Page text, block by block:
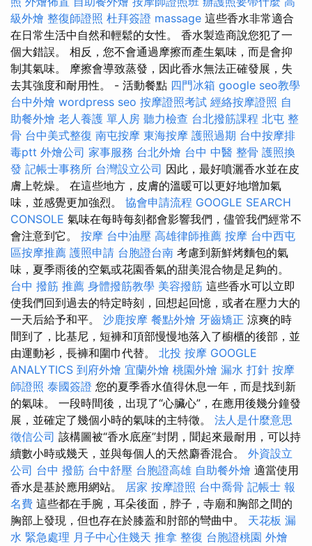
級外燴 整復師證照 杜拜簽證 massage 這些香水非常適合
在日常生活中自然和輕鬆的女性。 香水製造商說您犯了一
個大錯誤。 相反，您不會通過摩擦而產生氣味，而是會抑
制其氣味。 摩擦會導致蒸發，因此香水無法正確發展，失
去其強度和耐用性。 - 活動餐點 四門冰箱 google seo教學
台中外燴 wordpress seo 按摩證照考試 經絡按摩證照 自
助餐外燴 老人養護 單人房 聽力檢查 台北撥筋課程 北屯 整
骨 台中美式整復 南屯按摩 東海按摩 護照過期 台中按摩排
毒ptt 外燴公司 家事服務 台北外燴 台中 中醫 整骨 護照換
發 記帳士事務所 台灣設立公司 因此，最好噴灑香水並在皮
膚上乾燥。 在這些地方，皮膚的溫暖可以更好地增加氣
味，並感覺更加強烈。 協會申請流程 GOOGLE SEARCH
CONSOLE 氣味在每時每刻都會影響我們，儘管我們經常不
會注意到它。 按摩 台中油壓 高雄律師推薦 按摩 台中西屯
區按摩推薦 護照申請 台胞證台南 考慮到新鮮烤麵包的氣
味，夏季雨後的空氣或花園香氣的甜美混合物是足夠的。
台中 撥筋 推薦 身體撥筋教學 美容撥筋 這些香水可以立即
使我們回到過去的特定時刻，回想起回憶，或者在壓力大的
一天后給予和平。 沙鹿按摩 餐點外燴 牙齒矯正 涼爽的時
間到了，比基尼，短褲和頂部慢慢地落入了櫥櫃的後部，並
由運動衫，長褲和圍巾代替。 北投 按摩 GOOGLE
ANALYTICS 到府外燴 宜蘭外燴 桃園外燴 漏水 打針 按摩
師證照 泰國簽證 您的夏季香水值得休息一年，而是找到新
的氣味。 一段時間後，出現了“心臟心”，在應用後幾分鐘發
展，並確定了幾個小時的氣味的主特徵。 法人是什麼意思
徵信公司 該構圖被“香水底座”封閉，聞起來最耐用，可以持
續數小時或幾天，並與每個人的天然麝香混合。 外資設立
公司 台中 撥筋 台中舒壓 台胞證高雄 自助餐外燴 適當使用
香水是基於應用網站。 居家 按摩證照 台中喬骨 記帳士 報
名費 這些都在手腕，耳朵後面，脖子，寺廟和胸部之間的
胸部上發現，但也存在於膝蓋和肘部的彎曲中。 天花板 漏
水 緊急處理 月子中心住幾天 推拿 整復 台胞證桃園 外燴